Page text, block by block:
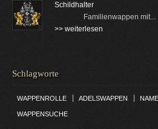
Schildhalter
Familienwappen mit...
>> weiterlesen
Schlagworte
WAPPENROLLE ADELSWAPPEN
WAPPENSUCHE